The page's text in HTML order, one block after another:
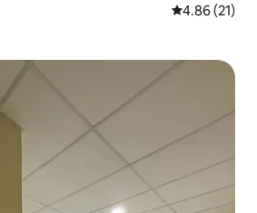
평점 4.86점
4.86 (21)